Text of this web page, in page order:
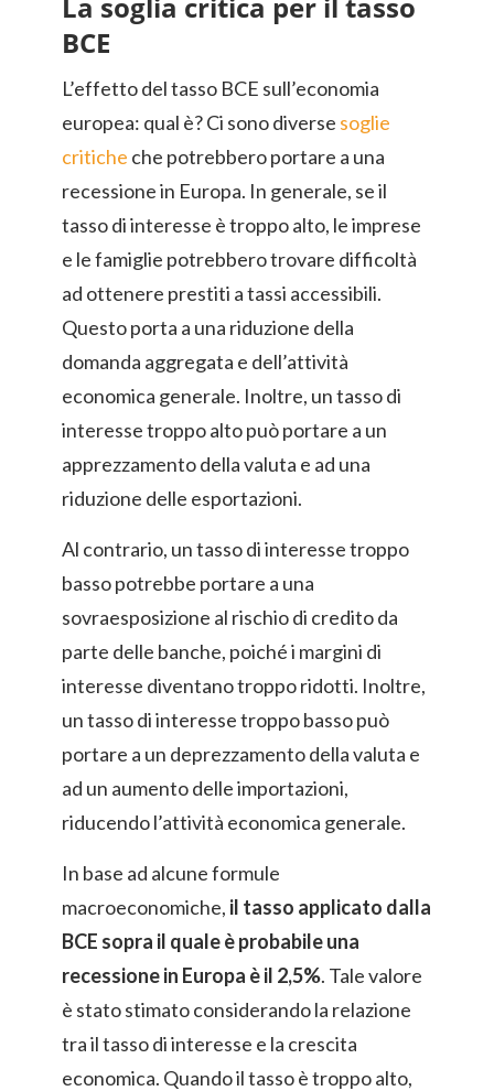
BCE
L’effetto del tasso BCE sull’economia
europea: qual è? Ci sono diverse soglie
critiche che potrebbero portare a una
recessione in Europa. In generale, se il
tasso di interesse è troppo alto, le imprese
e le famiglie potrebbero trovare difficoltà
ad ottenere prestiti a tassi accessibili.
Questo porta a una riduzione della
domanda aggregata e dell’attività
economica generale. Inoltre, un tasso di
interesse troppo alto può portare a un
apprezzamento della valuta e ad una
riduzione delle esportazioni.
Al contrario, un tasso di interesse troppo
basso potrebbe portare a una
sovraesposizione al rischio di credito da
parte delle banche, poiché i margini di
interesse diventano troppo ridotti. Inoltre,
un tasso di interesse troppo basso può
portare a un deprezzamento della valuta e
ad un aumento delle importazioni,
riducendo l’attività economica generale.
In base ad alcune formule
macroeconomiche, il tasso applicato dalla
BCE sopra il quale è probabile una
recessione in Europa è il 2,5%. Tale valore
è stato stimato considerando la relazione
tra il tasso di interesse e la crescita
economica. Quando il tasso è troppo alto,